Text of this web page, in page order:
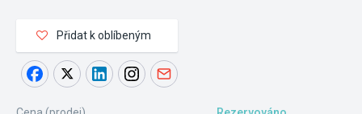
Přidat k oblíbeným